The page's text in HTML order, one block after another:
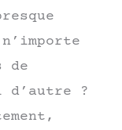
de
d’autre ?